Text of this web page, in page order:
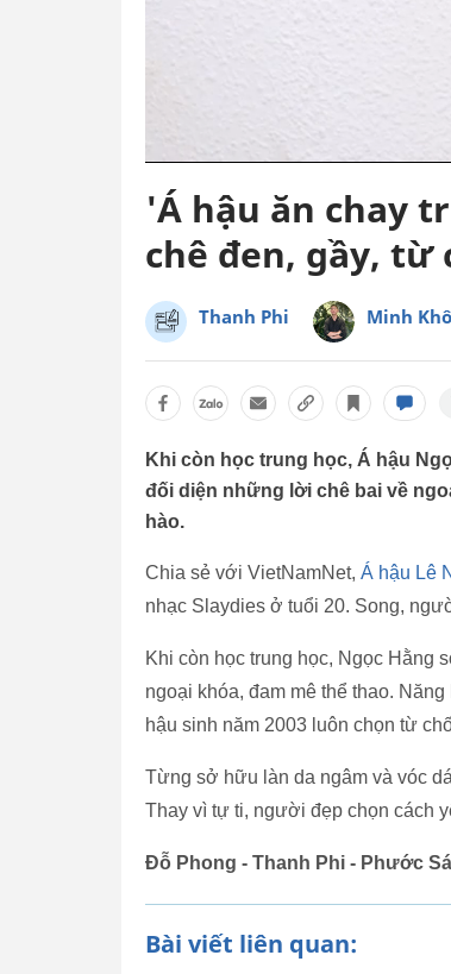
'Á hậu ăn chay
chê đen, gầy,
Thanh Phi Minh
Khi còn học trung học, Á hậu
đối diện những lời chê bai về
hào.
Chia sẻ với VietNamNet, Á hậu Lê
nhạc Slaydies ở tuổi 20. Song,
Khi còn học trung học, Ngọc Hằng
ngoại khóa, đam mê thể thao.
hậu sinh năm 2003 luôn chọn từ
Từng sở hữu làn da ngâm và vóc
Thay vì tự ti, người đẹp chọn cách
Đỗ Phong - Thanh Phi - Phước
Bài viết liên quan: